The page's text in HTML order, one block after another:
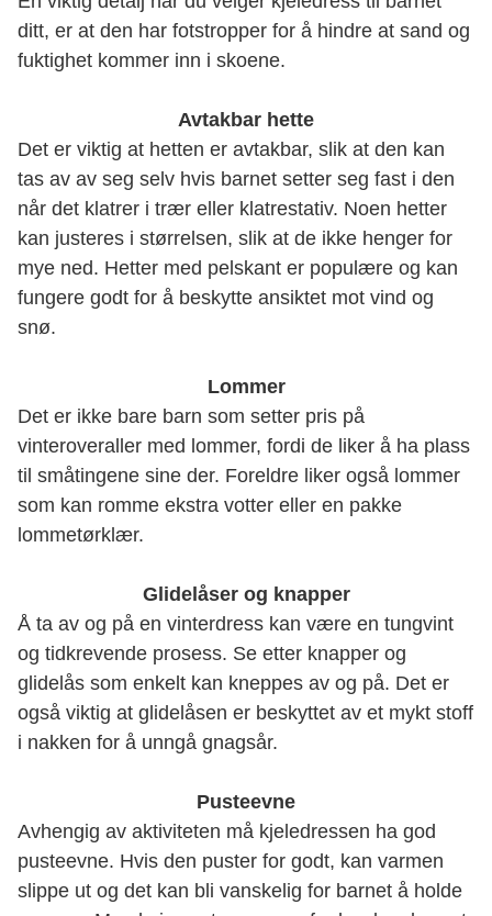
ditt, er at den har fotstropper for å hindre at sand og
fuktighet kommer inn i skoene.
Avtakbar hette
Det er viktig at hetten er avtakbar, slik at den kan
tas av av seg selv hvis barnet setter seg fast i den
når det klatrer i trær eller klatrestativ. Noen hetter
kan justeres i størrelsen, slik at de ikke henger for
mye ned. Hetter med pelskant er populære og kan
fungere godt for å beskytte ansiktet mot vind og
snø.
Lommer
Det er ikke bare barn som setter pris på
vinteroveraller med lommer, fordi de liker å ha plass
til småtingene sine der. Foreldre liker også lommer
som kan romme ekstra votter eller en pakke
lommetørklær.
Glidelåser og knapper
Å ta av og på en vinterdress kan være en tungvint
og tidkrevende prosess. Se etter knapper og
glidelås som enkelt kan kneppes av og på. Det er
også viktig at glidelåsen er beskyttet av et mykt stoff
i nakken for å unngå gnagsår.
Pusteevne
Avhengig av aktiviteten må kjeledressen ha god
pusteevne. Hvis den puster for godt, kan varmen
slippe ut og det kan bli vanskelig for barnet å holde